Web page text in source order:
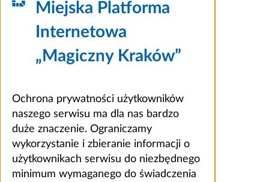
Miejska Platforma
Internetowa
„Magiczny Kraków”
Ochrona prywatności użytkowników
naszego serwisu ma dla nas bardzo
duże znaczenie. Ograniczamy
wykorzystanie i zbieranie informacji o
użytkownikach serwisu do niezbędnego
minimum wymaganego do świadczenia